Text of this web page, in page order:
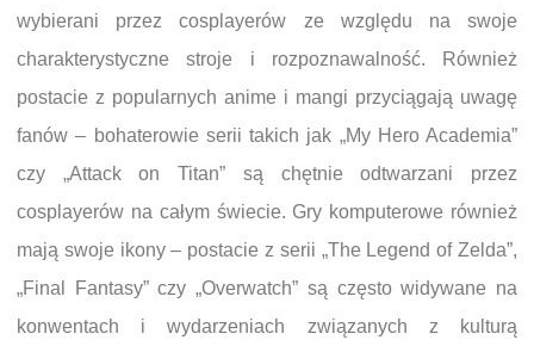
wybierani przez cosplayerów ze względu na swoje
charakterystyczne stroje i rozpoznawalność. Również
postacie z popularnych anime i mangi przyciągają uwagę
fanów – bohaterowie serii takich jak „My Hero Academia”
czy „Attack on Titan” są chętnie odtwarzani przez
cosplayerów na całym świecie. Gry komputerowe również
mają swoje ikony – postacie z serii „The Legend of Zelda”,
„Final Fantasy” czy „Overwatch” są często widywane na
konwentach i wydarzeniach związanych z kulturą